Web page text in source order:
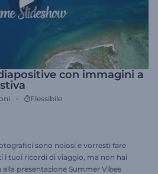
con immagini a
Flessibile
sono noiosi e vorresti fare
i tuoi ricordi di viaggio, ma non hai
presentazione Summer Vibes